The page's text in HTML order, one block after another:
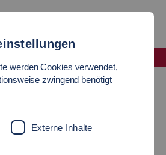
PROJEKTE
werden Cookies verwendet,
zwingend benötigt
Externe Inhalte